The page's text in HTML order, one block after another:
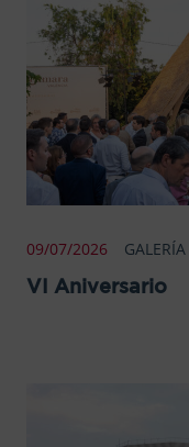
09/07/2026 GALERÍA
VI Aniversario